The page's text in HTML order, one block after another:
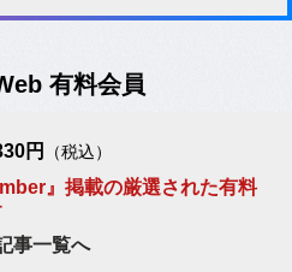
有料会員
円 （税込）
』掲載の厳選された有料
事一覧へ